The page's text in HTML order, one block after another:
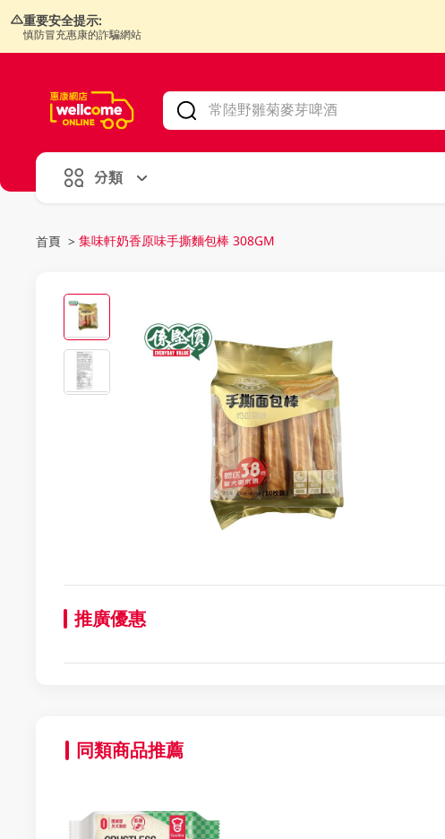
重要安全提示:
慎防冒充惠康的詐騙網站
分類
首頁 > 集味軒奶香原味手撕麵包棒 308GM
推廣優惠
同類商品推薦